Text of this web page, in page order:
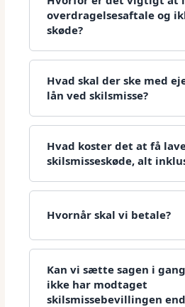
overdragelsesaftale og
skøde?
Hvad skal der ske med
lån ved skilsmisse?
Hvad koster det at få
skilsmisseskøde, alt
Hvornår skal vi betale?
Kan vi sætte sagen i
ikke har modtaget
skilsmissebevillingen